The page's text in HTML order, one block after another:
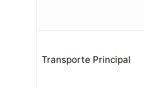
Transporte Principal